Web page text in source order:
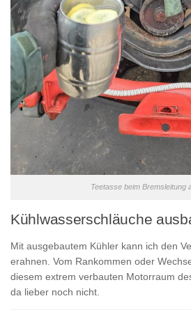
Teetasse beim Bremsleitung
Kühlwasserschläuche
Mit ausgebautem Kühler kann ich den
erahnen. Vom Rankommen oder
diesem extrem verbauten Motorraum
da lieber noch nicht.